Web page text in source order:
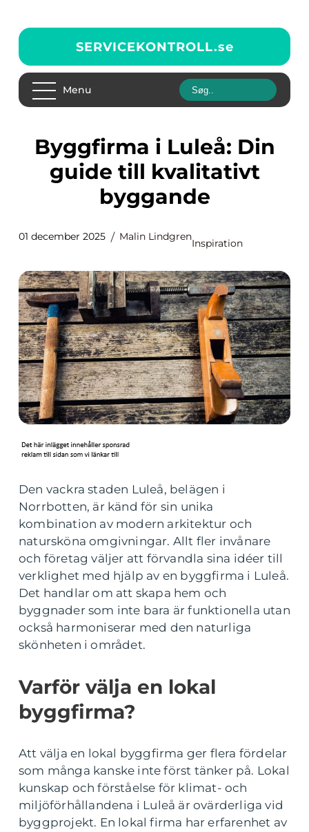
SERVICEKONTROLL.se
Menu
Byggfirma i Luleå: Din
guide till kvalitativt
byggande
01 december 2025 Malin Lindgren
Inspiration
Den vackra staden Luleå, belägen i
Norrbotten, är känd för sin unika
kombination av modern arkitektur och
natursköna omgivningar. Allt fler invånare
och företag väljer att förvandla sina idéer till
verklighet med hjälp av en byggfirma i Luleå.
Det handlar om att skapa hem och
byggnader som inte bara är funktionella utan
också harmoniserar med den naturliga
skönheten i området.
Varför välja en lokal
byggfirma?
Att välja en lokal byggfirma ger flera fördelar
som många kanske inte först tänker på. Lokal
kunskap och förståelse för klimat- och
miljöförhållandena i Luleå är ovärderliga vid
byggprojekt. En lokal firma har erfarenhet av